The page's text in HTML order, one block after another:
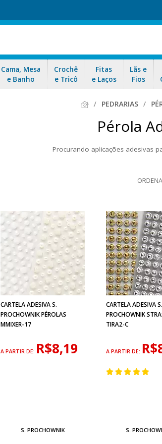
Cama, Mesa
e Banho
Crochê
e Tricô
Fitas
e Laços
Lãs e
Fios
PEDRARIAS
Pérola
Procurando aplicações adesivas
CARTELA ADESIVA S.
PROCHOWNIK PÉROLAS
MMIXER-17
A PARTIR DE: R$8,19
S. PROCHOWNIK
CARTELA ADESIVA S.
PROCHOWNIK
TIRA2-C
A PARTIR DE:
S.